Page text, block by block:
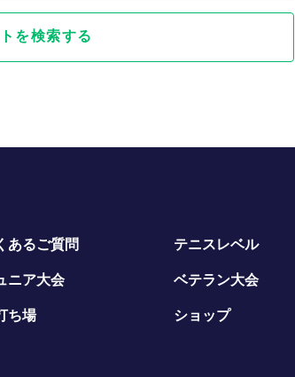
を検索する
あるご質問 テニスレベル
ニア大会 ベテラン大会
ち場 ショップ